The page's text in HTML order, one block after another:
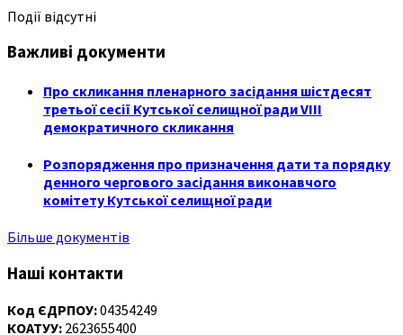
Події відсутні
Важливі документи
Про скликання пленарного засідання шістдесят
третьої сесії Кутської селищної ради VIII
демократичного скликання
Розпорядження про призначення дати та порядку
денного чергового засідання виконавчого
комітету Кутської селищної ради
Більше документів
Наші контакти
Код ЄДРПОУ:04354249
КОАТУУ: 2623655400